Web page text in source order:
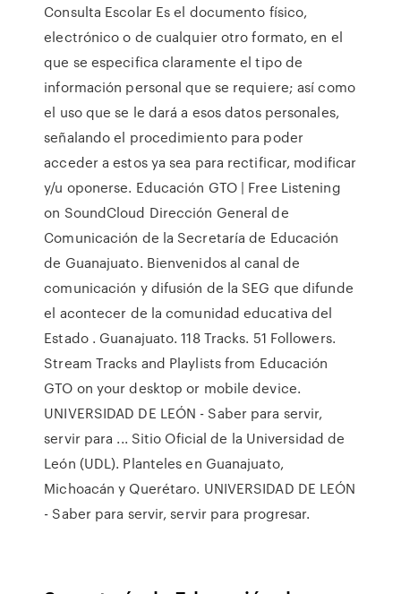
Consulta Escolar Es el documento físico,
electrónico o de cualquier otro formato, en el
que se especifica claramente el tipo de
información personal que se requiere; así como
el uso que se le dará a esos datos personales,
señalando el procedimiento para poder
acceder a estos ya sea para rectificar, modificar
y/u oponerse. Educación GTO | Free Listening
on SoundCloud Dirección General de
Comunicación de la Secretaría de Educación
de Guanajuato. Bienvenidos al canal de
comunicación y difusión de la SEG que difunde
el acontecer de la comunidad educativa del
Estado . Guanajuato. 118 Tracks. 51 Followers.
Stream Tracks and Playlists from Educación
GTO on your desktop or mobile device.
UNIVERSIDAD DE LEÓN - Saber para servir,
servir para ... Sitio Oficial de la Universidad de
León (UDL). Planteles en Guanajuato,
Michoacán y Querétaro. UNIVERSIDAD DE LEÓN
- Saber para servir, servir para progresar.